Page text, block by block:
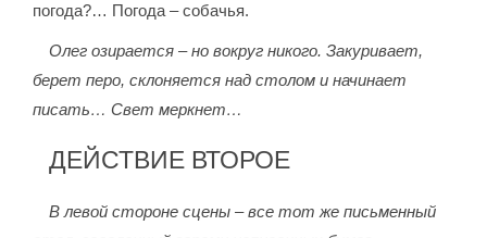
погода?… Погода – собачья.
Олег озирается – но вокруг никого. Закуривает,
берет перо, склоняется над столом и начинает
писать… Свет меркнет…
ДЕЙСТВИЕ ВТОРОЕ
В левой стороне сцены – все тот же письменный